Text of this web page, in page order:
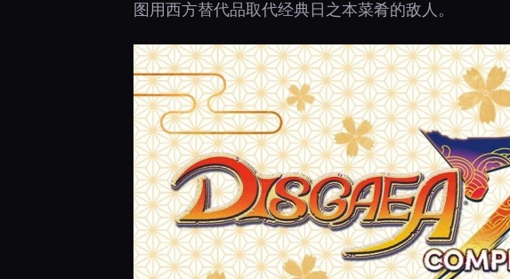
图用西方替代品取代经典日之本菜肴的敌人。